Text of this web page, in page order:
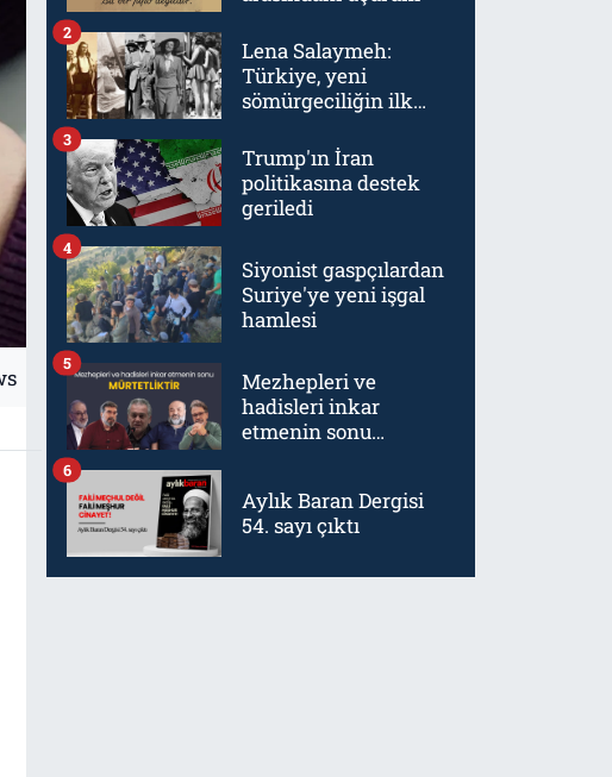
Lena Salaymeh:
Türkiye, yeni
sömürgeciliğin ilk
2
Trump'ın İran
politikasına destek
geriledi
3
Siyonist gaspçılardan
Suriye'ye yeni işgal
hamlesi
4
Mezhepleri ve
hadisleri inkar
etmenin sonu
5
Aylık Baran Dergisi
54. sayı çıktı
6